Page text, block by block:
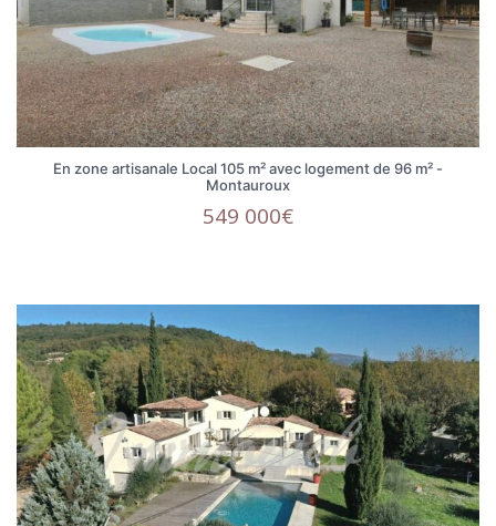
En zone artisanale Local 105 m² avec logement de 96 m² -
Montauroux
549 000€